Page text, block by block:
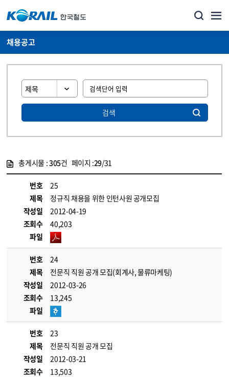
채용공고
검색
총게시물 :305건 페이지 :29/31
번호
25
제목
정규직 채용을 위한 인턴사원 공개모집
작성일
2012-04-19
조회수
40,203
파일
번호
24
제목
전문직 직원 공개 모집(회계사, 물류마케팅)
작성일
2012-03-26
조회수
13,245
파일
번호
23
제목
전문직 직원 공개 모집
작성일
2012-03-21
조회수
13,503